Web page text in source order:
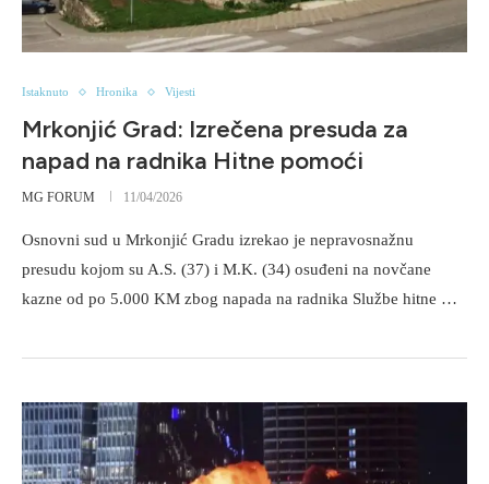
Istaknuto Hronika Vijesti
Mrkonjić Grad: Izrečena presuda za
napad na radnika Hitne pomoći
MG FORUM 11/04/2026
Osnovni sud u Mrkonjić Gradu izrekao je nepravosnažnu
presudu kojom su A.S. (37) i M.K. (34) osuđeni na novčane
kazne od po 5.000 KM zbog napada na radnika Službe hitne …